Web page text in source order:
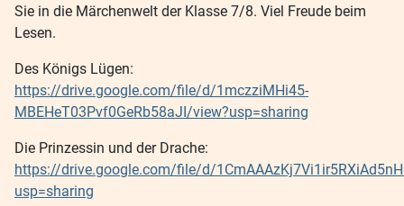
Sie in die Märchenwelt der Klasse 7/8. Viel Freude beim
Lesen.
Des Königs Lügen:
https://drive.google.com/file/d/1mczziMHi45-
MBEHeT03Pvf0GeRb58aJI/view?usp=sharing
Die Prinzessin und der Drache:
https://drive.google.com/file/d/
usp=sharing